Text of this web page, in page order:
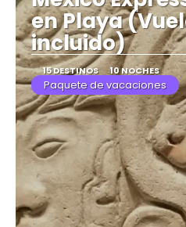
en Playa
incluido)
15 DESTINOS 10 NOCHES
Paquete de vacaciones